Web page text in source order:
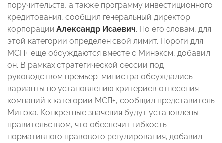
поручительств, а также программу инвестиционного
кредитования, сообщил генеральный директор
корпорации Александр Исаевич. По его словам, для
этой категории определен свой лимит. Пороги для
МСП+ еще обсуждаются вместе с Минэком, добавил
он. В рамках стратегической сессии под
руководством премьер-министра обсуждались
варианты по установлению критериев отнесения
компаний к категории МСП+, сообщил представитель
Минэка. Конкретные значения будут установлены
правительством, что обеспечит гибкость
нормативного правового регулирования, добавил